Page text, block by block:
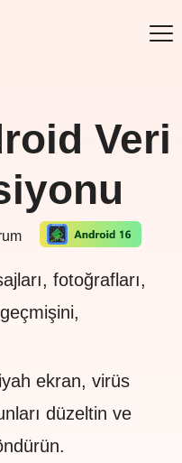
Veri
fotoğrafları,
ekran, virüs
düzeltin ve